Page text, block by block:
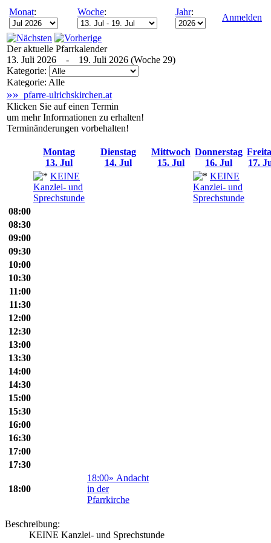
Monat: Woche: Jahr:
Anmelden
Der aktuelle Pfarrkalender
13. Juli 2026 - 19. Juli 2026 (Woche 29)
Kategorie:
Kategorie: Alle
»» pfarre-ulrichskirchen.at
Klicken Sie auf einen Termin
um mehr Informationen zu erhalten!
Terminänderungen vorbehalten!
Montag
13. Jul
Dienstag
14. Jul
Mittwoch
15. Jul
Donnerstag
16. Jul
17.
KEINE
Kanzlei- und
Sprechstunde
KEINE
Kanzlei- und
Sprechstunde
08:00
08:30
09:00
09:30
10:00
10:30
11:00
11:30
12:00
12:30
13:00
13:30
14:00
14:30
15:00
15:30
16:00
16:30
17:00
17:30
18:00
18:00» Andacht
in der
Pfarrkirche
Beschreibung:
KEINE Kanzlei- und Sprechstunde